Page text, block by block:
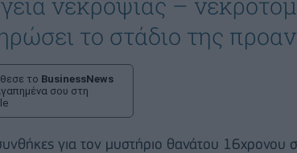
το στάδιο της
το BusinessNews
σου στη
για τον μυστήριο θανάτου